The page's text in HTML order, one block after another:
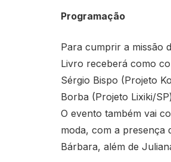
Programação
Para cumprir a missão
Livro receberá como
Sérgio Bispo (Projeto
Borba (Projeto Lixiki/
O evento também vai
moda, com a presença
Bárbara, além de